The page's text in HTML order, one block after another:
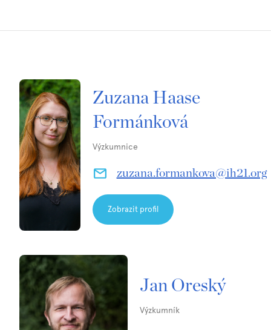
Zuzana Haase
Formánková
Výzkumnice
zuzana.formankova@ih21.org
Zobrazit profil
Jan Oreský
Výzkumník